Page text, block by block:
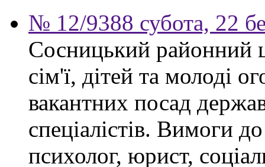
№ 12/9388 субота, 22
Сосницький районний
сім'ї, дітей та молоді
вакантних посад
спеціалістів. Вимоги
психолог, юрист,